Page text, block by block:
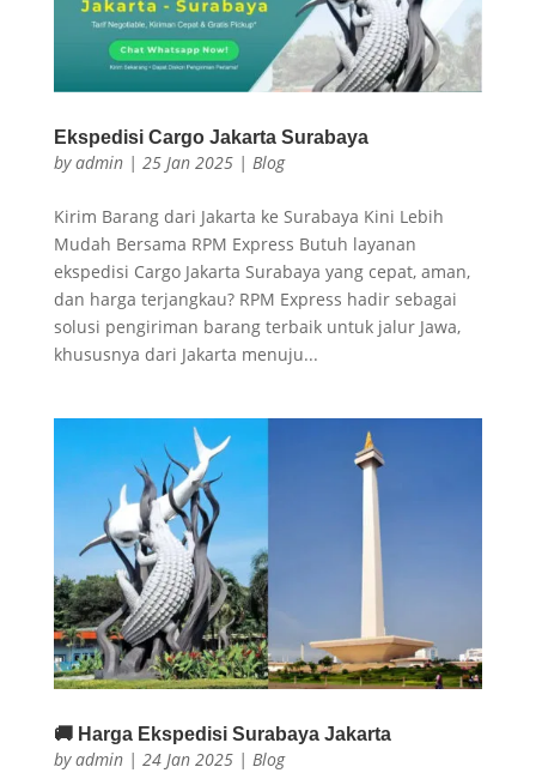
Ekspedisi Cargo Jakarta Surabaya
byadmin| 25 Jan 2025| Blog
Kirim Barang dari Jakarta ke Surabaya Kini Lebih
Mudah Bersama RPM Express Butuh layanan
ekspedisi Cargo Jakarta Surabaya yang cepat, aman,
dan harga terjangkau? RPM Express hadir sebagai
solusi pengiriman barang terbaik untuk jalur Jawa,
khususnya dari Jakarta menuju...
🚚 Harga Ekspedisi Surabaya Jakarta
byadmin| 24 Jan 2025| Blog